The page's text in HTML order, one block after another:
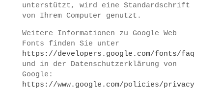
unterstützt, wird eine Standardschrift
von Ihrem Computer genutzt.
Weitere Informationen zu Google Web
Fonts finden Sie unter
https://developers.google.com/fonts/faq
und in der Datenschutzerklärung von
Google:
https://www.google.com/policies/privacy